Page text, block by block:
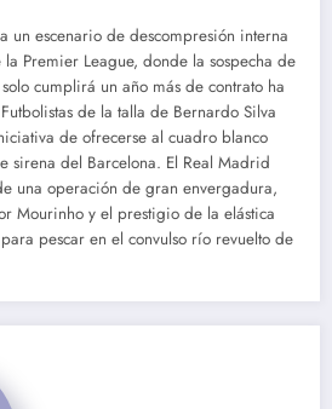
un escenario de descompresión interna
Premier League, donde la sospecha de
cumplirá un año más de contrato ha
de la talla de Bernardo Silva
de ofrecerse al cuadro blanco
sirena del Barcelona. El Real Madrid
una operación de gran envergadura,
Mourinho y el prestigio de la elástica
pescar en el convulso río revuelto de